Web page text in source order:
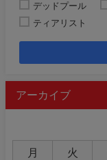
デッドプール
ティアリスト
アーカイブ
月 火